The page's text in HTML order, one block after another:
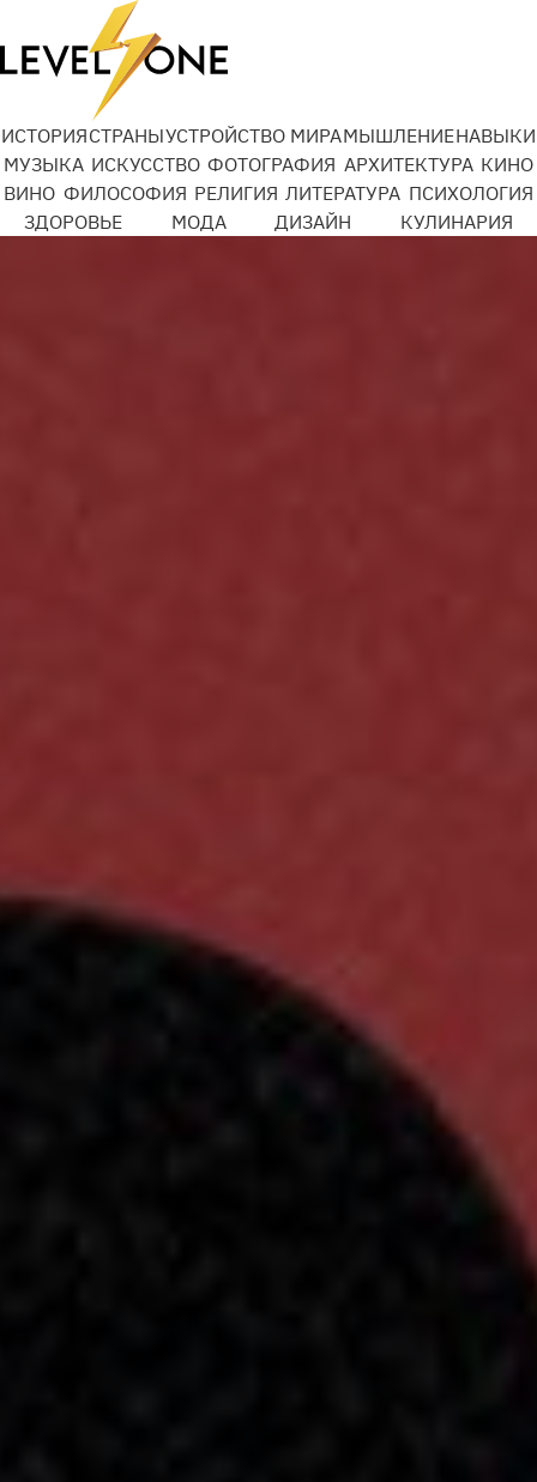
ИСТОРИЯСТРАНЫУСТРОЙСТВО МИРАМЫШЛЕНИЕНАВЫКИ
МУЗЫКА ИСКУССТВО ФОТОГРАФИЯ АРХИТЕКТУРА КИНО
ВИНО ФИЛОСОФИЯ РЕЛИГИЯ ЛИТЕРАТУРА ПСИХОЛОГИЯ
ЗДОРОВЬЕ
МОДА ДИЗАЙН КУЛИНАРИЯ
Добро Mail.ru
Подробности